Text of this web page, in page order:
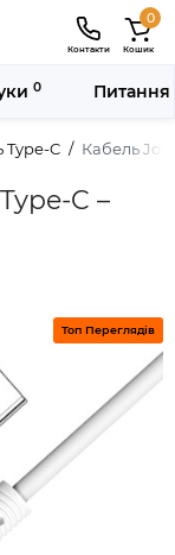
Контакти
0
Кошик
Type-C Кабель
C –
0 Питання
Топ Переглядів